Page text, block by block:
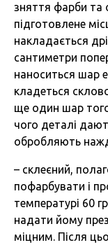
зняття фарби та
підготовлене
накладається
сантиметри
наноситься шар
кладеться
ще один шар
чого деталі
обробляють
– склеєний,
пофарбувати і
температурі 60
надати йому
міцним. Після